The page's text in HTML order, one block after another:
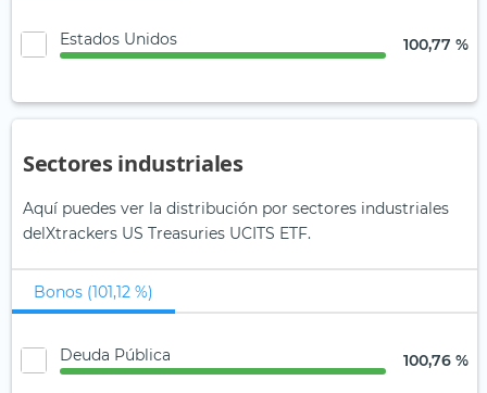
Estados Unidos 100,77 %
Sectores industriales
Aquí puedes ver la distribución por sectores industriales
delXtrackers US Treasuries UCITS ETF.
Bonos (101,12 %)
Deuda Pública 100,76 %